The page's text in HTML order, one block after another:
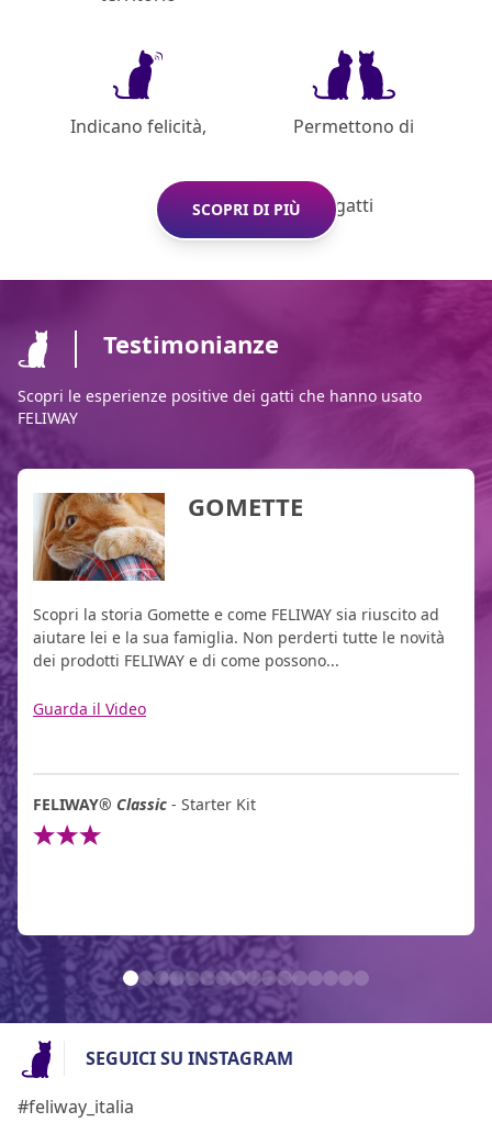
Indicano felicità,
rassicurazione
Permettono di
conoscere gli altri
gatti
SCOPRI DI PIÙ
Testimonianze
Scopri le esperienze positive dei gatti che hanno usato
FELIWAY
GOMETTE
Scopri la storia Gomette e come FELIWAY sia riuscito ad
aiutare lei e la sua famiglia. Non perderti tutte le novità
dei prodotti FELIWAY e di come possono...
Guarda il Video
FELIWAY® Classic - Starter Kit
SEGUICI SU INSTAGRAM
#feliway_italia